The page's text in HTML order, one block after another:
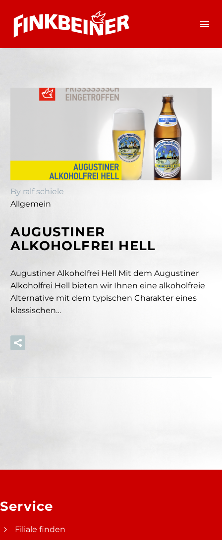
By ralf schiele
Allgemein
AUGUSTINER
ALKOHOLFREI HELL
Augustiner Alkoholfrei Hell Mit dem Augustiner
Alkoholfrei Hell bieten wir Ihnen eine alkoholfreie
Alternative mit dem typischen Charakter eines
klassischen…
Service
Filiale finden